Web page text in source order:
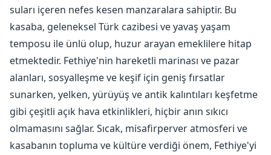
suları içeren nefes kesen manzaralara sahiptir. Bu
kasaba, geleneksel Türk cazibesi ve yavaş yaşam
temposu ile ünlü olup, huzur arayan emeklilere hitap
etmektedir. Fethiye'nin hareketli marinası ve pazar
alanları, sosyalleşme ve keşif için geniş fırsatlar
sunarken, yelken, yürüyüş ve antik kalıntıları keşfetme
gibi çeşitli açık hava etkinlikleri, hiçbir anın sıkıcı
olmamasını sağlar. Sıcak, misafirperver atmosferi ve
kasabanın topluma ve kültüre verdiği önem, Fethiye'yi